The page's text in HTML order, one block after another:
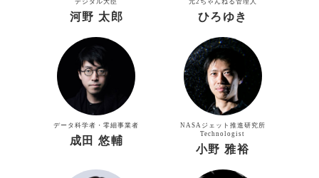
デジタル大臣
河野 太郎
元2ちゃんねる管理人
ひろゆき
データ科学者・零細事業者
成田 悠輔
NASAジェット推進研究所
Technologist
小野 雅裕